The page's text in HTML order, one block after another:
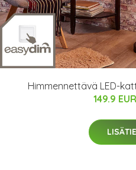
Himmennettävä LED-
149.9 EUR